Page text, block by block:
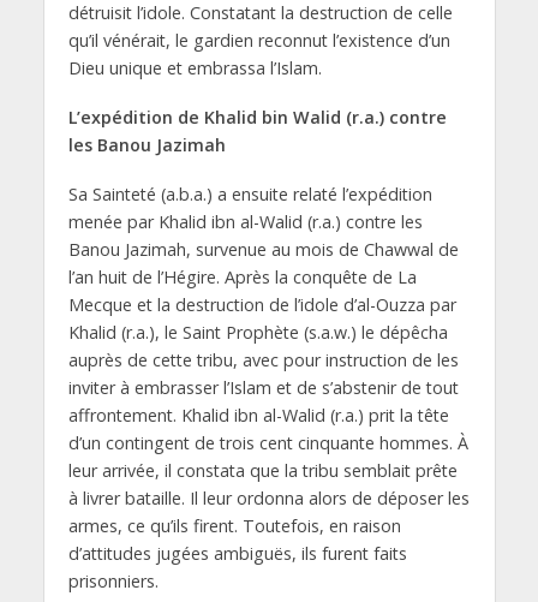
détruisit l’idole. Constatant la destruction de celle
qu’il vénérait, le gardien reconnut l’existence d’un
Dieu unique et embrassa l’Islam.
L’expédition de Khalid bin Walid (r.a.) contre
les Banou Jazimah
Sa Sainteté (a.b.a.) a ensuite relaté l’expédition
menée par Khalid ibn al-Walid (r.a.) contre les
Banou Jazimah, survenue au mois de Chawwal de
l’an huit de l’Hégire. Après la conquête de La
Mecque et la destruction de l’idole d’al-Ouzza par
Khalid (r.a.), le Saint Prophète (s.a.w.) le dépêcha
auprès de cette tribu, avec pour instruction de les
inviter à embrasser l’Islam et de s’abstenir de tout
affrontement. Khalid ibn al-Walid (r.a.) prit la tête
d’un contingent de trois cent cinquante hommes. À
leur arrivée, il constata que la tribu semblait prête
à livrer bataille. Il leur ordonna alors de déposer les
armes, ce qu’ils firent. Toutefois, en raison
d’attitudes jugées ambiguës, ils furent faits
prisonniers.